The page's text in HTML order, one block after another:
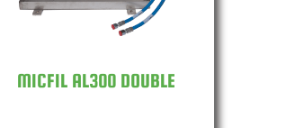
MICFIL AL300 DOUBLE